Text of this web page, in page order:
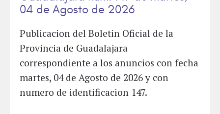
04 de Agosto de 2026
Publicacion del Boletin Oficial de la
Provincia de Guadalajara
correspondiente a los anuncios con fecha
martes, 04 de Agosto de 2026 y con
numero de identificacion 147.